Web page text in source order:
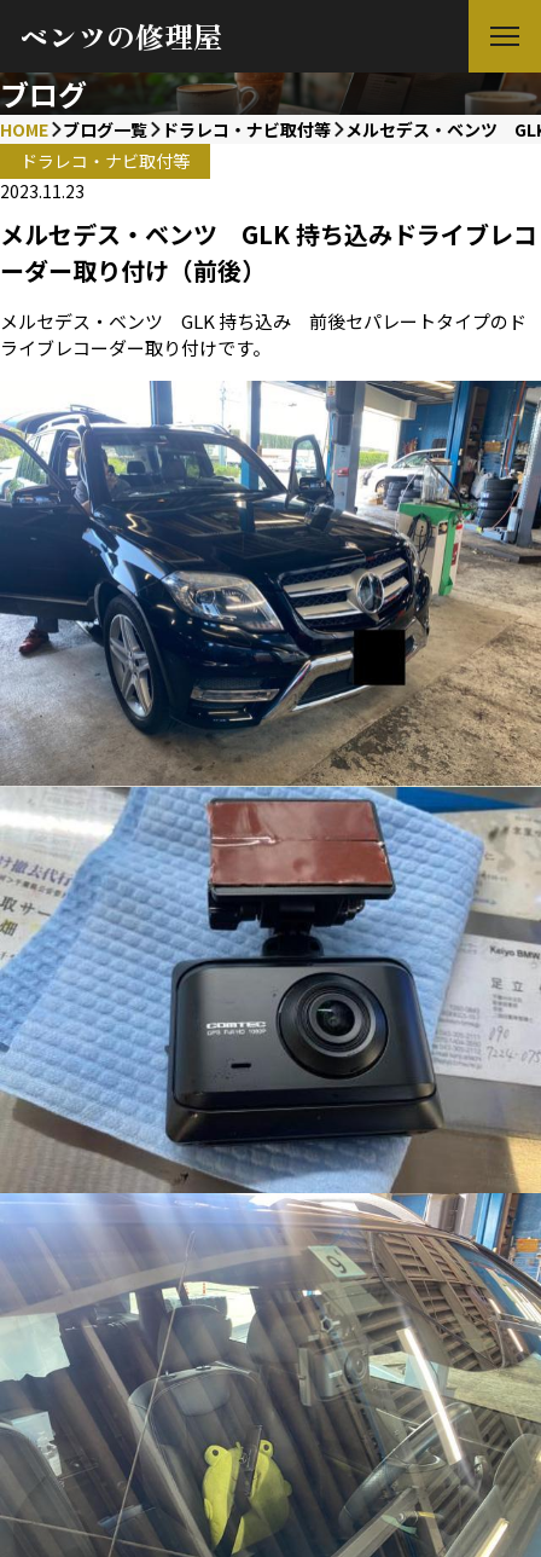
ベンツの修理屋
ブログ
HOME ブログ一覧 ドラレコ・ナビ取付等
メルセデス・ベンツ
ドラレコ・ナビ取付等
2023.11.23
メルセデス・ベンツ GLK 持ち込みドライブレコ
ーダー取り付け（前後）
メルセデス・ベンツ GLK 持ち込み 前後セパレートタイプのド
ライブレコーダー取り付けです。